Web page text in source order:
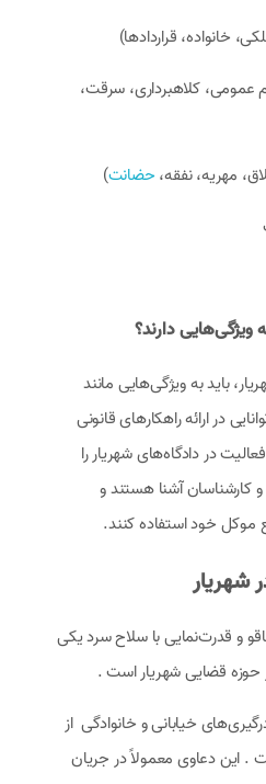
خانواده، قراردادها)
عمومی، کلاهبرداری، سرقت،
مهریه، نفقه،حضانت)
دارند؟
باید به ویژگی‌هایی مانند
در ارائه راهکارهای قانونی
در دادگاه‌های شهریار را
کارشناسان آشنا هستند و
موکل خود استفاده کنند.
شهریار
و قدرت‌نمایی با سلاح سرد یکی
حوزه قضایی شهریار است .
خیابانی و خانوادگی از
این دعاوی معمولاً در جریان